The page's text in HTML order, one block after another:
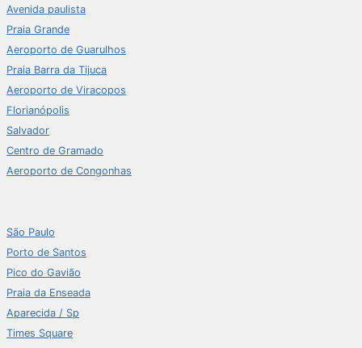
Avenida paulista
Praia Grande
Aeroporto de Guarulhos
Praia Barra da Tijuca
Aeroporto de Viracopos
Florianópolis
Salvador
Centro de Gramado
Aeroporto de Congonhas
São Paulo
Porto de Santos
Pico do Gavião
Praia da Enseada
Aparecida / Sp
Times Square